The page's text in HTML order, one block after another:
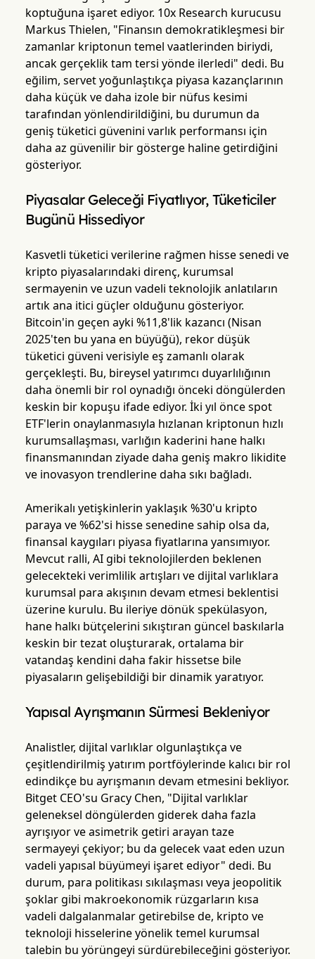
koptuğuna işaret ediyor. 10x Research kurucusu
Markus Thielen, "Finansın demokratikleşmesi bir
zamanlar kriptonun temel vaatlerinden biriydi,
ancak gerçeklik tam tersi yönde ilerledi" dedi. Bu
eğilim, servet yoğunlaştıkça piyasa kazançlarının
daha küçük ve daha izole bir nüfus kesimi
tarafından yönlendirildiğini, bu durumun da
geniş tüketici güvenini varlık performansı için
daha az güvenilir bir gösterge haline getirdiğini
gösteriyor.
Piyasalar Geleceği Fiyatlıyor, Tüketiciler
Bugünü Hissediyor
Kasvetli tüketici verilerine rağmen hisse senedi ve
kripto piyasalarındaki direnç, kurumsal
sermayenin ve uzun vadeli teknolojik anlatıların
artık ana itici güçler olduğunu gösteriyor.
Bitcoin'in geçen ayki %11,8'lik kazancı (Nisan
2025'ten bu yana en büyüğü), rekor düşük
tüketici güveni verisiyle eş zamanlı olarak
gerçekleşti. Bu, bireysel yatırımcı duyarlılığının
daha önemli bir rol oynadığı önceki döngülerden
keskin bir kopuşu ifade ediyor. İki yıl önce spot
ETF'lerin onaylanmasıyla hızlanan kriptonun hızlı
kurumsallaşması, varlığın kaderini hane halkı
finansmanından ziyade daha geniş makro likidite
ve inovasyon trendlerine daha sıkı bağladı.
Amerikalı yetişkinlerin yaklaşık %30'u kripto
paraya ve %62'si hisse senedine sahip olsa da,
finansal kaygıları piyasa fiyatlarına yansımıyor.
Mevcut ralli, AI gibi teknolojilerden beklenen
gelecekteki verimlilik artışları ve dijital varlıklara
kurumsal para akışının devam etmesi beklentisi
üzerine kurulu. Bu ileriye dönük spekülasyon,
hane halkı bütçelerini sıkıştıran güncel baskılarla
keskin bir tezat oluşturarak, ortalama bir
vatandaş kendini daha fakir hissetse bile
piyasaların gelişebildiği bir dinamik yaratıyor.
Yapısal Ayrışmanın Sürmesi Bekleniyor
Analistler, dijital varlıklar olgunlaştıkça ve
çeşitlendirilmiş yatırım portföylerinde kalıcı bir rol
edindikçe bu ayrışmanın devam etmesini bekliyor.
Bitget CEO'su Gracy Chen, "Dijital varlıklar
geleneksel döngülerden giderek daha fazla
ayrışıyor ve asimetrik getiri arayan taze
sermayeyi çekiyor; bu da gelecek vaat eden uzun
vadeli yapısal büyümeyi işaret ediyor" dedi. Bu
durum, para politikası sıkılaşması veya jeopolitik
şoklar gibi makroekonomik rüzgarların kısa
vadeli dalgalanmalar getirebilse de, kripto ve
teknoloji hisselerine yönelik temel kurumsal
talebin bu yörüngeyi sürdürebileceğini gösteriyor.